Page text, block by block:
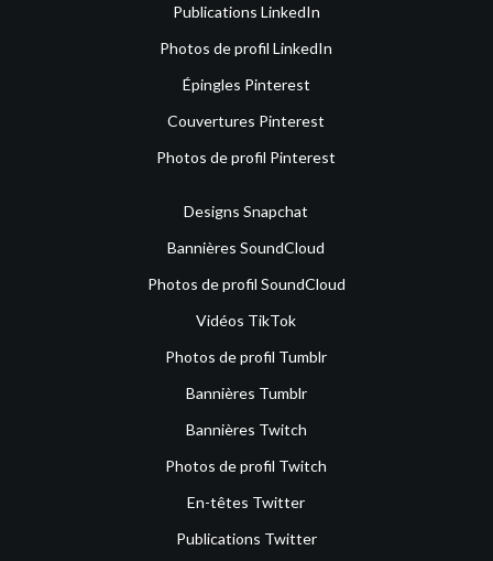
Publications LinkedIn
Photos de profil LinkedIn
Épingles Pinterest
Couvertures Pinterest
Photos de profil Pinterest
Designs Snapchat
Bannières SoundCloud
Photos de profil SoundCloud
Vidéos TikTok
Photos de profil Tumblr
Bannières Tumblr
Bannières Twitch
Photos de profil Twitch
En-têtes Twitter
Publications Twitter